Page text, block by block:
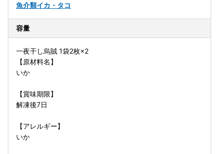
魚介類イカ・タコ
容量
一夜干し烏賊 1袋2枚×2
【原材料名】
いか
【賞味期限】
解凍後7日
【アレルギー】
いか